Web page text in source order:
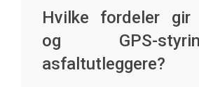
Hvilke fordeler gir
og GPS-
asfaltutleggere?